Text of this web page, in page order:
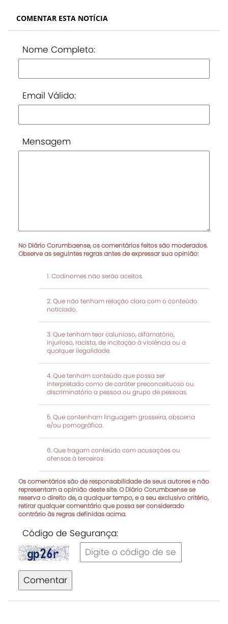
COMENTAR ESTA NOTÍCIA
Nome Completo:
Email Válido:
Mensagem
No Diário Corumbaense, os comentários feitos são moderados.
Observe as seguintes regras antes de expressar sua opinião:
Codinomes não serão aceitos.
Que não tenham relação clara com o conteúdo
noticiado.
Que tenham teor calunioso, difamatório,
injurioso, racista, de incitação à violência ou a
qualquer ilegalidade.
Que tenham conteúdo que possa ser
interpretado como de caráter preconceituoso ou
discriminatório a pessoa ou grupo de pessoas.
Que contenham linguagem grosseira, obscena
e/ou pornográfica.
Que tragam conteúdo com acusações ou
ofensas à terceiros
Os comentários são de responsabilidade de seus autores e não
representam a opinião deste site. O Diário Corumbaense se
reserva o direito de, a qualquer tempo, e a seu exclusivo critério,
retirar qualquer comentário que possa ser considerado
contrário às regras definidas acima.
Código de Segurança:
Comentar